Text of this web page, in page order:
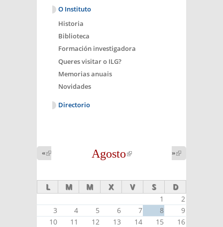
O Instituto
Historia
Biblioteca
Formación investigadora
Queres visitar o ILG?
Memorias anuais
Novidades
Directorio
Agosto
(link is
«
external)
»
external)
L M M X V S D
1
2
3
4 5 6 7 8
9
10
11 12 13 14 15
16